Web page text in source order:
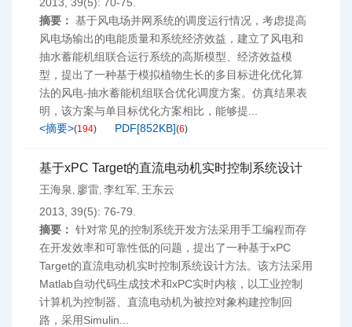
摘要： 基于风电场并网系统的调度运行情况，考虑提高
风电场输出的电能质量和系统经济效益，建立了风电和
抽水蓄能机组联合运行系统的高斯模型、经济效益模
型，提出了一种基于模拟植物生长的多目标进化优化算
法的风电-抽水蓄能机组联合优化调度方案。仿真结果表
明，该方案与单目标优化方案相比，能够提...
<摘要>(194) PDF[852KB](6)
基于xPC Target的直流电动机实时控制系统设计
王海泉 , 廖雷, 李红军, 王东云
2013, 39(5): 76-79.
摘要： 针对常见的控制系统开发方法采用手工编程而存
在开发效率和可靠性低的问题，提出了一种基于xPC
Target的直流电动机实时控制系统设计方法。该方法采用
Matlab自动代码生成技术和xPC实时内核，以工业控制
计算机为控制器、直流电动机为被控对象构建控制回
路，采用Simulin...